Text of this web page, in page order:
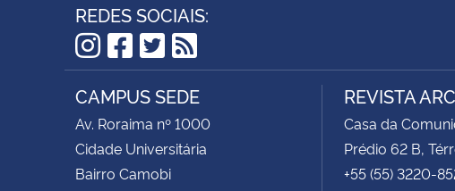
REDES SOCIAIS:
Instagram
Facebook
Twitter
RSS
CAMPUS SEDE
Av. Roraima nº 1000
Cidade Universitária
Bairro Camobi
REVISTA
Casa da
Prédio 62 B,
+55 (55) 3220-